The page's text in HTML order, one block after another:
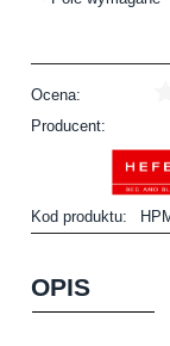
Ocena:
Producent:
Kod produktu:
OPIS